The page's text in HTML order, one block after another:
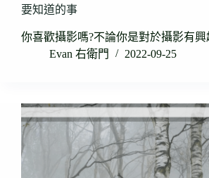
要知道的事
你喜歡攝影嗎?不論你是對於攝影有
Evan 右衛門
2022-09-25